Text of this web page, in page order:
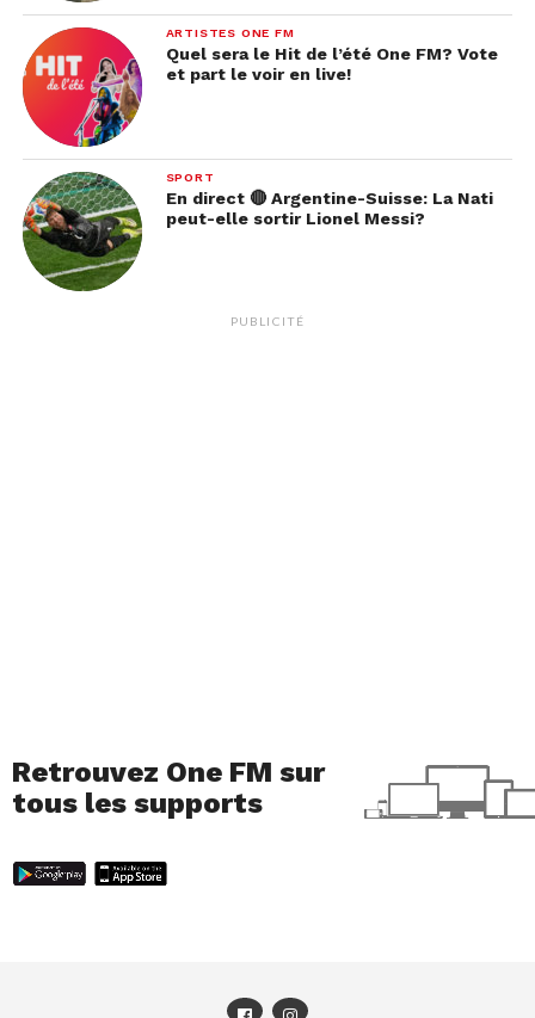
ARTISTES ONE FM
Quel sera le Hit de l’été One FM? Vote
et part le voir en live!
SPORT
En direct 🔴 Argentine-Suisse: La Nati
peut-elle sortir Lionel Messi?
PUBLICITÉ
Retrouvez One FM sur
tous les supports